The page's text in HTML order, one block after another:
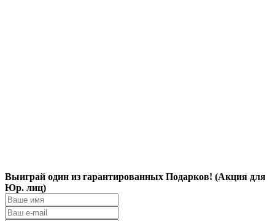
Выиграй один из гарантированных Подарков! (Акция для
Юр. лиц)